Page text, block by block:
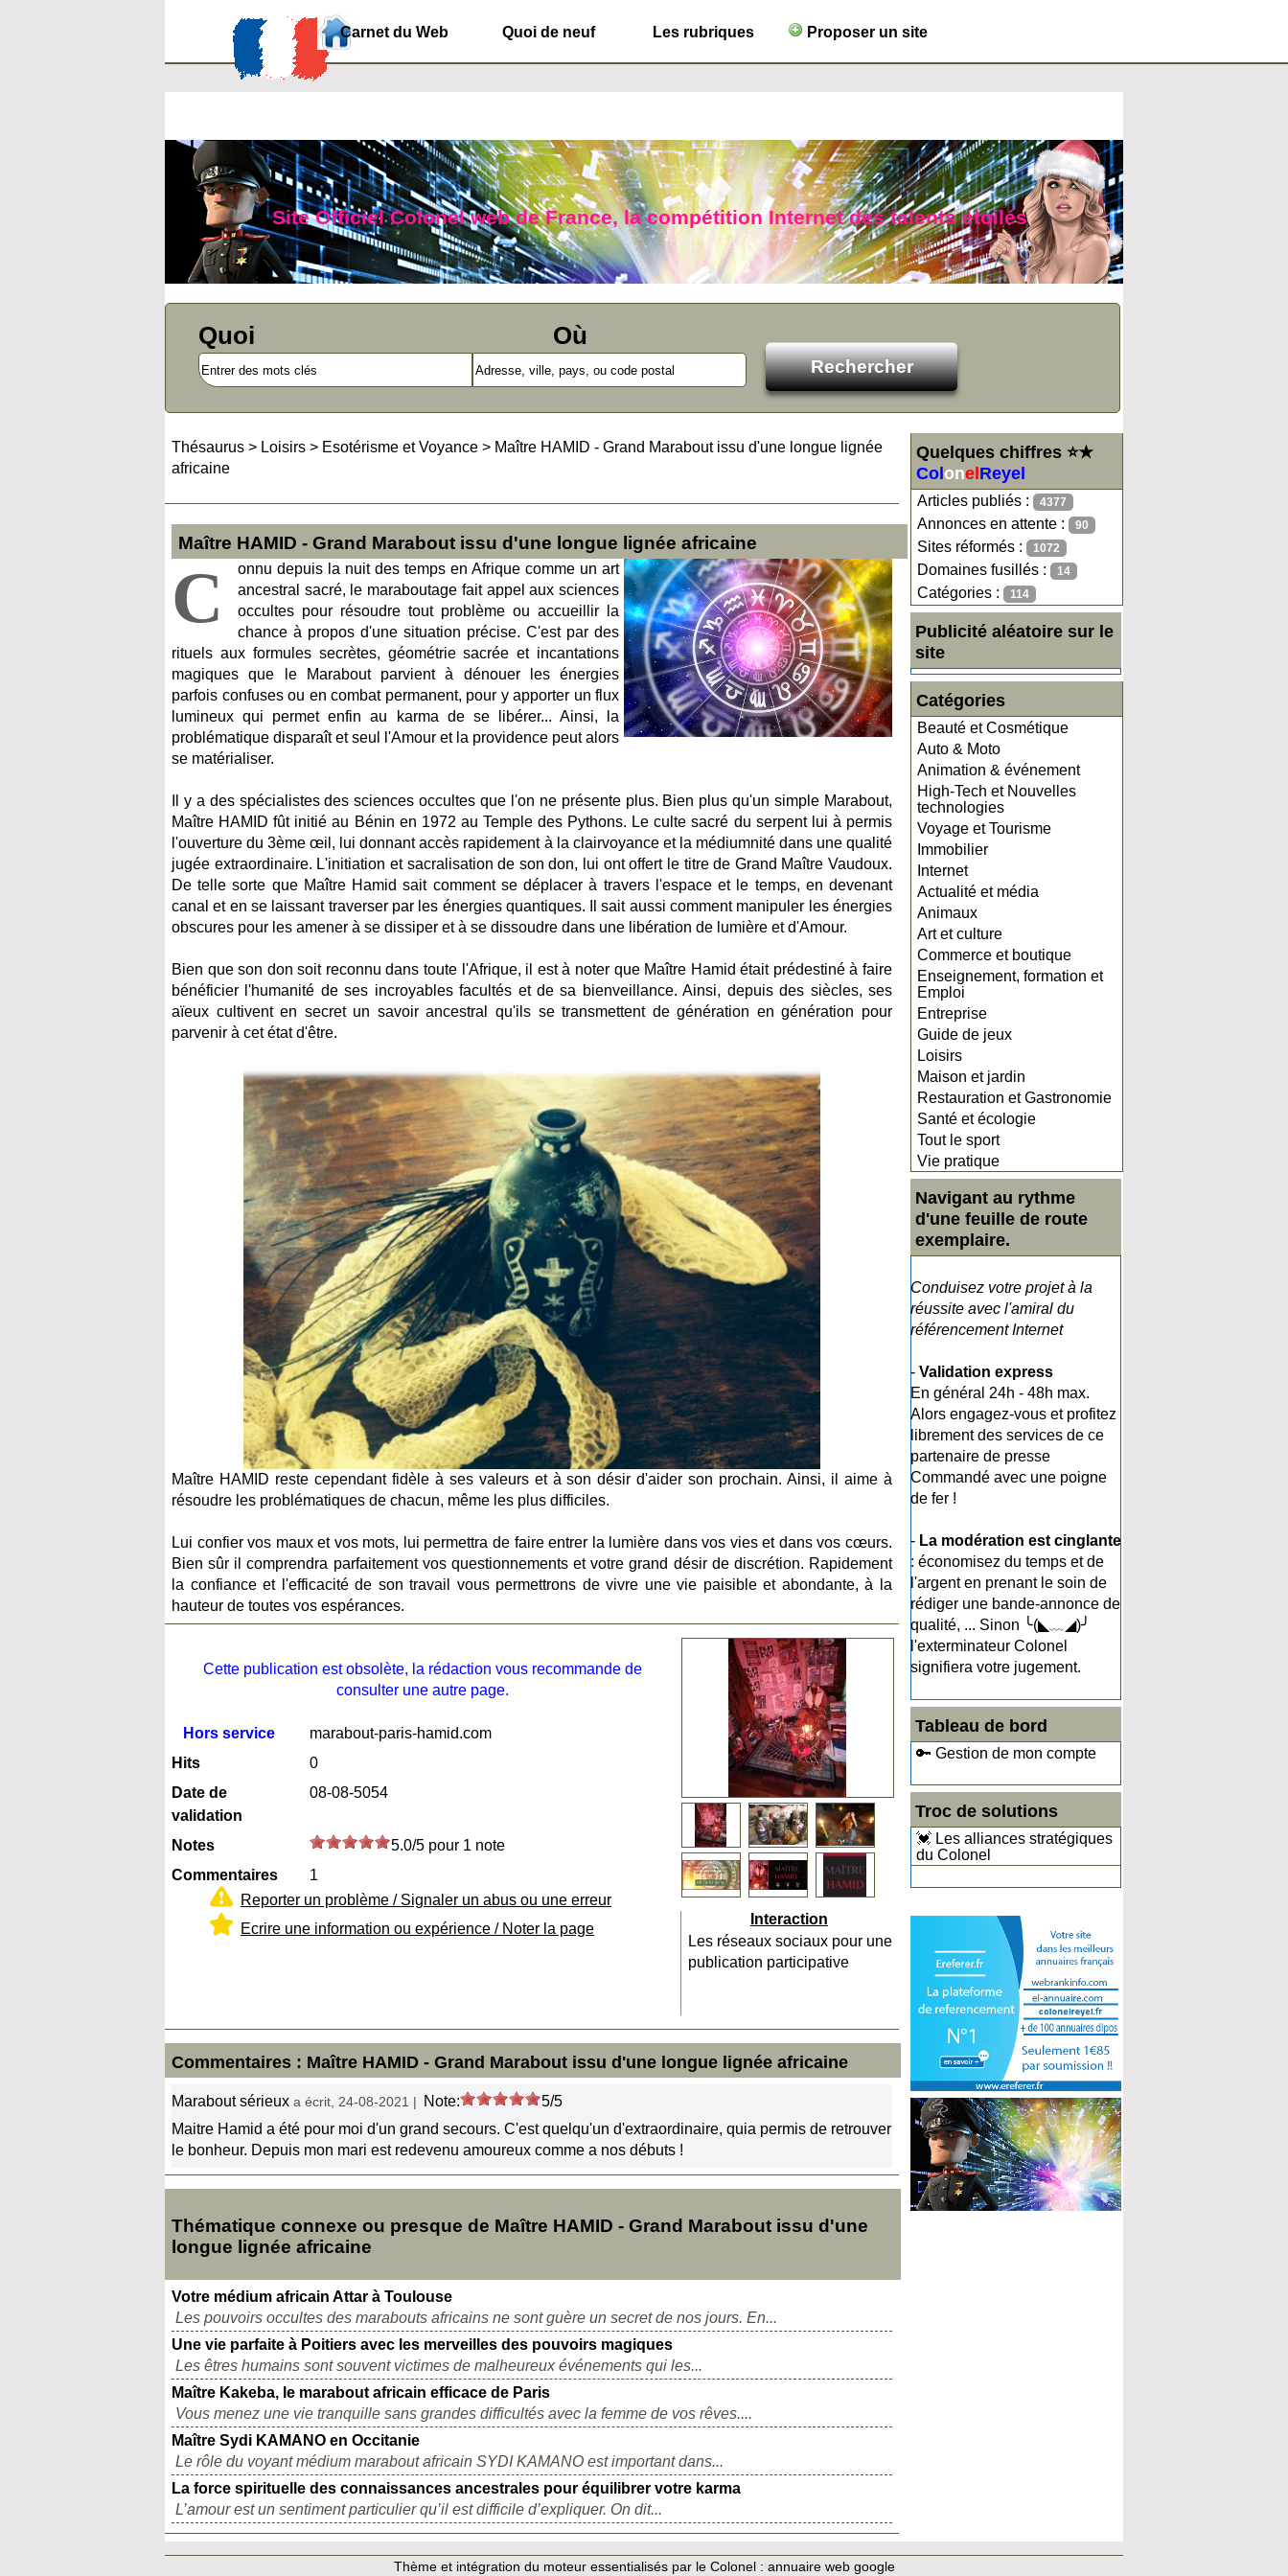
Carnet du Web Quoi de neuf Les rubriques Proposer un site
Site Officiel Colonel web de France, la compétition Internet des talents étoilés
Quoi Où
Quelques chiffres ⭐★
Col onel Reyel
Articles publiés : 4377
Annonces en attente : 90
Sites réformés : 1072
Domaines fusillés : 14
Catégories : 114
Publicité aléatoire sur le
site
Catégories
Beauté et Cosmétique
Auto & Moto
Animation & événement
High-Tech et Nouvelles
technologies
Voyage et Tourisme
Immobilier
Internet
Actualité et média
Animaux
Art et culture
Commerce et boutique
Enseignement, formation et
Emploi
Entreprise
Guide de jeux
Loisirs
Maison et jardin
Restauration et Gastronomie
Santé et écologie
Tout le sport
Vie pratique
Navigant au rythme
d'une feuille de route
exemplaire.
Conduisez votre projet à la
réussite avec l'amiral du
référencement Internet
- Validation express
En général 24h - 48h max.
Alors engagez-vous et profitez
librement des services de ce
partenaire de presse
Commandé avec une poigne
de fer !
- La modération est cinglante
: économisez du temps et de
l'argent en prenant le soin de
rédiger une bande-annonce de
qualité, ... Sinon ╰(◣﹏◢)╯
l'exterminateur Colonel
signifiera votre jugement.
Tableau de bord
🔑 Gestion de mon compte
Troc de solutions
💓 Les alliances stratégiques
du Colonel
Thésaurus > Loisirs > Esotérisme et Voyance > Maître HAMID - Grand Marabout issu d'une longue lignée
africaine
Maître HAMID - Grand Marabout issu d'une longue lignée africaine
C
onnu depuis la nuit des temps en Afrique comme un art
ancestral sacré, le maraboutage fait appel aux sciences
occultes pour résoudre tout problème ou accueillir la
chance à propos d'une situation précise. C'est par des
rituels aux formules secrètes, géométrie sacrée et incantations
magiques que le Marabout parvient à dénouer les énergies
parfois confuses ou en combat permanent, pour y apporter un flux
lumineux qui permet enfin au karma de se libérer... Ainsi, la
problématique disparaît et seul l'Amour et la providence peut alors
se matérialiser.
Il y a des spécialistes des sciences occultes que l'on ne présente plus. Bien plus qu'un simple Marabout,
Maître HAMID fût initié au Bénin en 1972 au Temple des Pythons. Le culte sacré du serpent lui à permis
l'ouverture du 3ème œil, lui donnant accès rapidement à la clairvoyance et la médiumnité dans une qualité
jugée extraordinaire. L'initiation et sacralisation de son don, lui ont offert le titre de Grand Maître Vaudoux.
De telle sorte que Maître Hamid sait comment se déplacer à travers l'espace et le temps, en devenant
canal et en se laissant traverser par les énergies quantiques. Il sait aussi comment manipuler les énergies
obscures pour les amener à se dissiper et à se dissoudre dans une libération de lumière et d'Amour.
Bien que son don soit reconnu dans toute l'Afrique, il est à noter que Maître Hamid était prédestiné à faire
bénéficier l'humanité de ses incroyables facultés et de sa bienveillance. Ainsi, depuis des siècles, ses
aïeux cultivent en secret un savoir ancestral qu'ils se transmettent de génération en génération pour
parvenir à cet état d'être.
Maître HAMID reste cependant fidèle à ses valeurs et à son désir d'aider son prochain. Ainsi, il aime à
résoudre les problématiques de chacun, même les plus difficiles.
Lui confier vos maux et vos mots, lui permettra de faire entrer la lumière dans vos vies et dans vos cœurs.
Bien sûr il comprendra parfaitement vos questionnements et votre grand désir de discrétion. Rapidement
la confiance et l'efficacité de son travail vous permettrons de vivre une vie paisible et abondante, à la
hauteur de toutes vos espérances.
Cette publication est obsolète, la rédaction vous recommande de
consulter une autre page.
Hors service
marabout-paris-hamid.com
Hits
0
Date de
validation
08-08-5054
Notes
5.0/5 pour 1 note
Commentaires
1
Reporter un problème / Signaler un abus ou une erreur
Ecrire une information ou expérience / Noter la page
Interaction
Les réseaux sociaux pour une
publication participative
Commentaires : Maître HAMID - Grand Marabout issu d'une longue lignée africaine
Marabout sérieux a écrit, 24-08-2021 | Note:
5/5
Maitre Hamid a été pour moi d'un grand secours. C'est quelqu'un d'extraordinaire, quia permis de retrouver
le bonheur. Depuis mon mari est redevenu amoureux comme a nos débuts !
Thématique connexe ou presque de Maître HAMID - Grand Marabout issu d'une
longue lignée africaine
Votre médium africain Attar à Toulouse
Les pouvoirs occultes des marabouts africains ne sont guère un secret de nos jours. En...
Une vie parfaite à Poitiers avec les merveilles des pouvoirs magiques
Les êtres humains sont souvent victimes de malheureux événements qui les...
Maître Kakeba, le marabout africain efficace de Paris
Vous menez une vie tranquille sans grandes difficultés avec la femme de vos rêves....
Maître Sydi KAMANO en Occitanie
Le rôle du voyant médium marabout africain SYDI KAMANO est important dans...
La force spirituelle des connaissances ancestrales pour équilibrer votre karma
L’amour est un sentiment particulier qu’il est difficile d’expliquer. On dit...
Thème et intégration du moteur essentialisés par le Colonel : annuaire web google